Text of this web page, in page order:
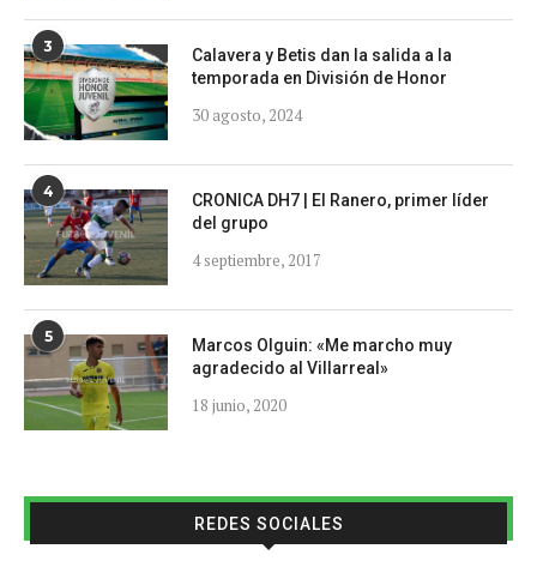
3
Calavera y Betis dan la salida a la
temporada en División de Honor
30 agosto, 2024
4
CRONICA DH7 | El Ranero, primer líder
del grupo
4 septiembre, 2017
5
Marcos Olguin: «Me marcho muy
agradecido al Villarreal»
18 junio, 2020
REDES SOCIALES